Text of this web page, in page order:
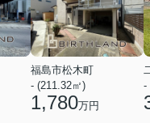
福島市松木町
- (211.32㎡)
1,780万円
-